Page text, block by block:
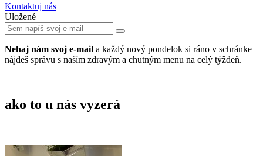
Kontaktuj nás
Uložené
Nehaj nám svoj e-mail a každý nový pondelok si ráno v schránke
nájdeš správu s naším zdravým a chutným menu na celý týždeň.
ako to u nás vyzerá